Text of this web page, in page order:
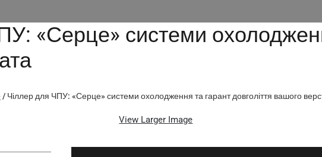
«Серце» системи
/ Чіллер для ЧПУ: «Серце» системи охолодження та гарант довголіття вашого
View Larger Image